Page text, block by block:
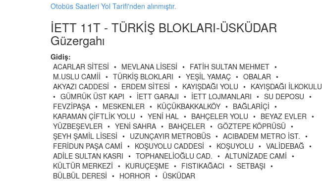
Otobüs Saatleri Yol Tarifi'nden alınmıştır.
İETT 11T - TÜRKİŞ BLOKLARI-ÜSKÜDAR
Güzergahı
Gidiş:
ACARLAR SİTESİ • MEVLANA LİSESİ • FATİH SULTAN MEHMET •
M.USLU CAMİİ • TÜRKİŞ BLOKLARI • YEŞİL YAMAÇ • OBALAR •
AKYAZI CADDESİ • ERDEM SİTESİ • KAYIŞDAĞI YOLU • KAYIŞDAĞI İLKOKULU
• GÜMRÜK ÜST KAPI • İETT GARAJI • İETT LOJMANLARI • SU DEPOSU •
FEVZİPAŞA • MESKENLER • KÜÇÜKBAKKALKÖY • BAĞLARİÇİ •
KARAMAN ÇİFTLİK YOLU • YENİ HAL • BAHÇELER YOLU • BEYAZ EVLER •
YÜZBEŞEVLER • YENİ SAHRA • BAHÇELER • GÖZTEPE KÖPRÜSÜ •
ŞEYH ŞAMİL LİSESİ • UZUNÇAYIR METROBÜS • ACIBADEM METRO İST. •
FERİDUN PAŞA CAMİ • KOŞUYOLU CADDESİ • KOŞUYOLU • VALİDEBAĞ •
ADİLE SULTAN KASRI • TOPHANELİOĞLU CAD. • ALTUNİZADE CAMİ •
KÜLTÜR MERKEZİ • KURUÇEŞME • FISTIKAĞACI • SETBAŞI •
BÜLBÜL DERESİ • HORHOR • ÜSKÜDAR